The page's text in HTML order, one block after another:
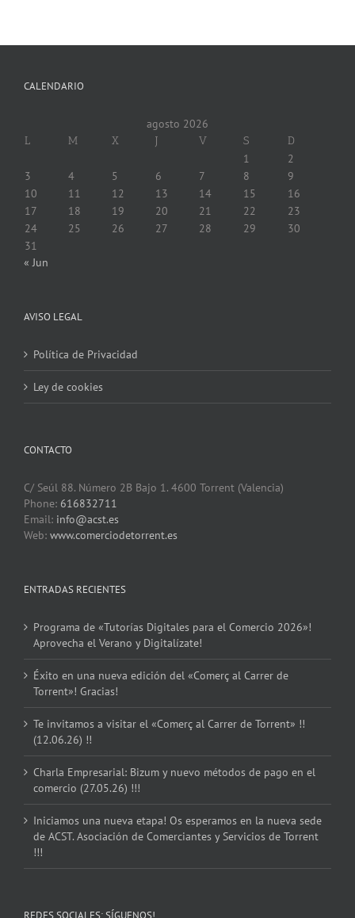
CALENDARIO
agosto 2026
L M X J V S D
1
2
3
4 5 6 7 8
9
10
11 12 13 14 15
16
17
18 19 20 21 22
23
24
25 26 27 28 29
30
31
« Jun
AVISO LEGAL
Política de Privacidad
Ley de cookies
CONTACTO
C/ Seúl 88. Número 2B Bajo 1. 4600 Torrent (Valencia)
Phone: 616832711
Email: info@acst.es
Web: www.comerciodetorrent.es
ENTRADAS RECIENTES
Programa de «Tutorías Digitales para el Comercio 2026»!
Aprovecha el Verano y Digitalízate!
Éxito en una nueva edición del «Comerç al Carrer de
Torrent»! Gracias!
Te invitamos a visitar el «Comerç al Carrer de Torrent» !!
(12.06.26) !!
Charla Empresarial: Bizum y nuevo métodos de pago en el
comercio (27.05.26) !!!
Iniciamos una nueva etapa! Os esperamos en la nueva sede
de ACST. Asociación de Comerciantes y Servicios de Torrent
!!!
REDES SOCIALES: SÍGUENOS!